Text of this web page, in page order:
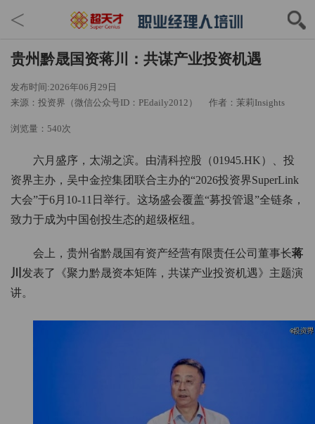
<
贵州黔晟国资蒋川：共谋产业投资机遇
发布时间:2026年06月29日
来源：投资界（微信公众号ID：PEdaily2012）
作者：茉莉Insights
浏览量：540次
六月盛序，太湖之滨。由清科控股（01945.HK）、投
资界主办，吴中金控集团联合主办的“2026投资界SuperLink
大会”于6月10-11日举行。这场盛会覆盖“募投管退”全链条，
致力于成为中国创投生态的超级枢纽。
会上，贵州省黔晟国有资产经营有限责任公司董事长蒋
川 发表了《聚力黔晟资本矩阵，共谋产业投资机遇》主题演
讲。